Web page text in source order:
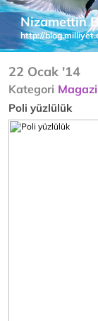
Nizamettin
http://
22 Ocak '14
Kategori
Poli yüzlülük